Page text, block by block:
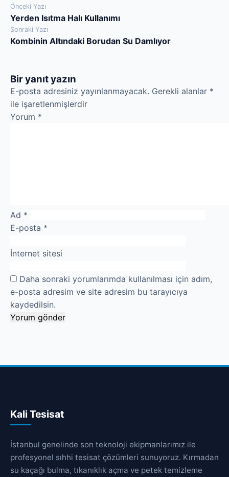
Yazı
gezinmesi
Önceki Yazı
Yerden Isıtma Halı Kullanımı
Sonraki Yazı
Kombinin Altındaki Borudan Su Damlıyor
Bir yanıt yazın
E-posta adresiniz yayınlanmayacak. Gerekli alanlar *
ile işaretlenmişlerdir
Yorum *
Ad *
E-posta *
İnternet sitesi
Daha sonraki yorumlarımda kullanılması için adım,
e-posta adresim ve site adresim bu tarayıcıya
kaydedilsin.
Kali Tesisat
İstanbul genelinde son teknoloji ekipmanlarımız ile
profesyonel sıhhi tesisat çözümleri sunuyoruz. Kırmadan
su kaçağı bulma, tıkanıklık açma ve petek temizleme